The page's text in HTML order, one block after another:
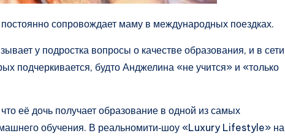
сопровождает маму в международных поездках.
у подростка вопросы о качестве образования, и в сети
подчеркивается, будто Анджелина «не учится» и «только
её дочь получает образование в одной из самых
обучения. В реальномити‑шоу «Luxury Lifestyle» на